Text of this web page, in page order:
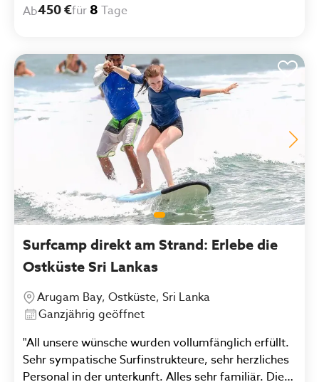
zu 1 Unterricht was optimal war um meine Surfskills
alles perfekt organisiert hat."
Ab450 €für 8 Tage
Surfcamp direkt am Strand: Erlebe die
Ostküste Sri Lankas
Arugam Bay, Ostküste, Sri Lanka
Ganzjährig geöffnet
"All unsere wünsche wurden vollumfänglich erfüllt.
Sehr sympatische Surfinstrukteure, sehr herzliches
Personal in der unterkunft. Alles sehr familiär. Die